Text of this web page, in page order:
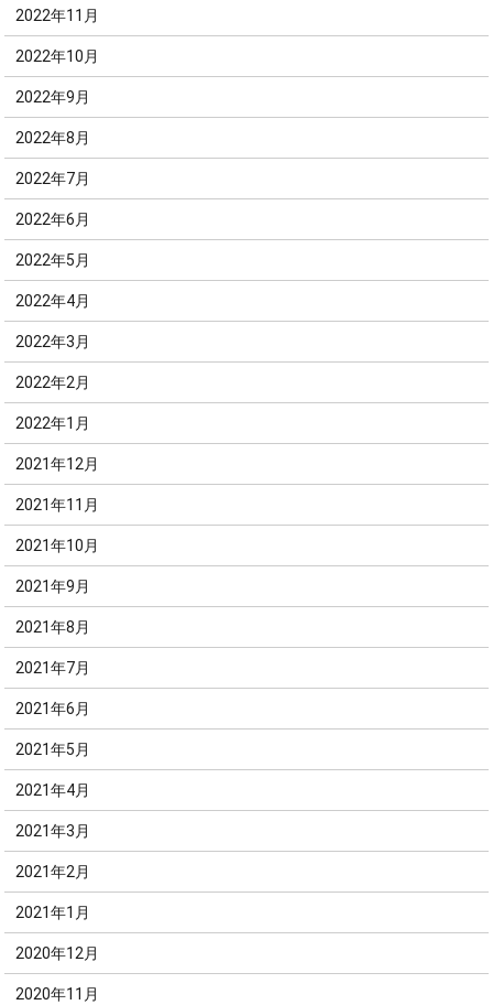
2022年11月
2022年10月
2022年9月
2022年8月
2022年7月
2022年6月
2022年5月
2022年4月
2022年3月
2022年2月
2022年1月
2021年12月
2021年11月
2021年10月
2021年9月
2021年8月
2021年7月
2021年6月
2021年5月
2021年4月
2021年3月
2021年2月
2021年1月
2020年12月
2020年11月